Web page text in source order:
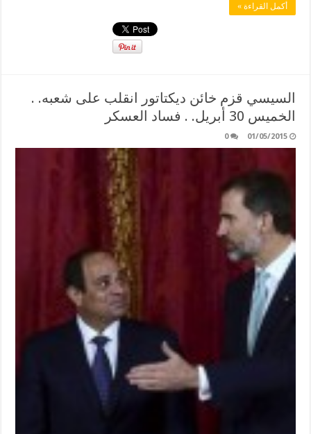
أكمل القراءة »
السيسي قزم خائن ديكتاتور انقلب على شعبه. .
الخميس 30 أبريل. . فساد العسكر
01/05/2015
0